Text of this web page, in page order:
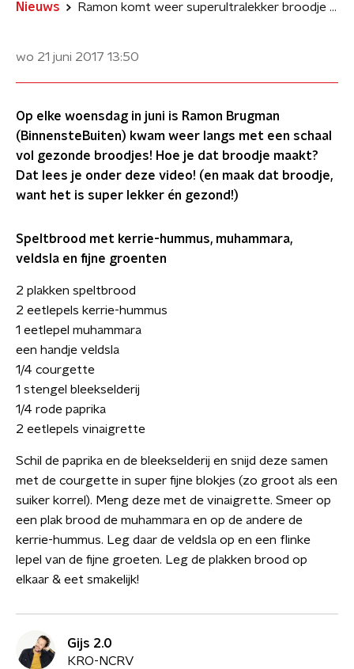
Nieuws Ramon komt weer superultralekker broodje brengen!
wo 21 juni 2017 13:50
Op elke woensdag in juni is Ramon Brugman
(BinnensteBuiten) kwam weer langs met een schaal
vol gezonde broodjes! Hoe je dat broodje maakt?
Dat lees je onder deze video! (en maak dat broodje,
want het is super lekker én gezond!)
Speltbrood met kerrie-hummus, muhammara,
veldsla en fijne groenten
2 plakken speltbrood
2 eetlepels kerrie-hummus
1 eetlepel muhammara
een handje veldsla
1/4 courgette
1 stengel bleekselderij
1/4 rode paprika
2 eetlepels vinaigrette
Schil de paprika en de bleekselderij en snijd deze samen
met de courgette in super fijne blokjes (zo groot als een
suiker korrel). Meng deze met de vinaigrette. Smeer op
een plak brood de muhammara en op de andere de
kerrie-hummus. Leg daar de veldsla op en een flinke
lepel van de fijne groeten. Leg de plakken brood op
elkaar & eet smakelijk!
Gijs 2.0
KRO-NCRV